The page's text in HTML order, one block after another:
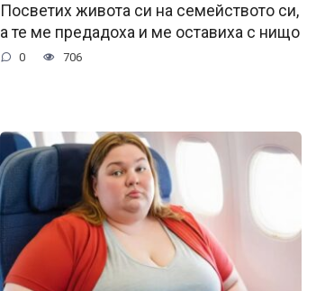
Посветих живота си на семейството си,
а те ме предадоха и ме оставиха с нищо
0 706